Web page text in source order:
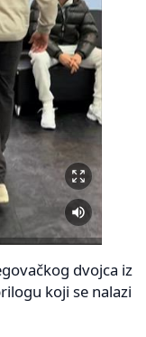
dvojca iz
koji se nalazi